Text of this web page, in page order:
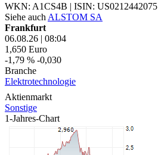
WKN: A1CS4B | ISIN: US0212442075
Siehe auch ALSTOM SA
Frankfurt
06.08.26 | 08:04
1,650 Euro
-1,79 % -0,030
Branche
Elektrotechnologie
Aktienmarkt
Sonstige
1-Jahres-Chart